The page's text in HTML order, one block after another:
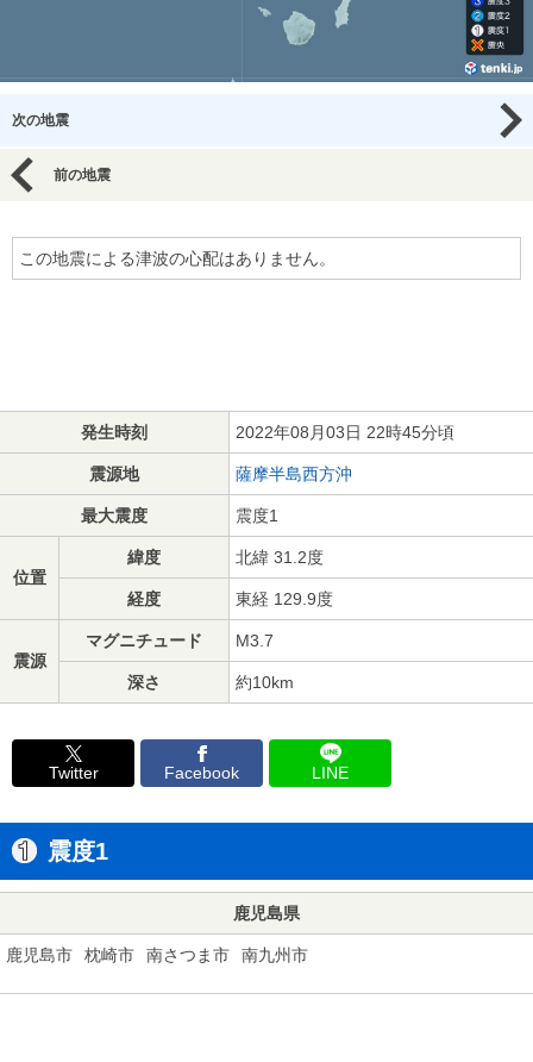
次の地震
前の地震
この地震による津波の心配はありません。
発生時刻 2022年08月03日 22時45分頃
震源地 薩摩半島西方沖
最大震度 震度1
位置
緯度 北緯 31.2度
経度 東経 129.9度
震源
マグニチュード M3.7
深さ 約10km
Twitter Facebook LINE
震度1
鹿児島県
鹿児島市 枕崎市 南さつま市 南九州市